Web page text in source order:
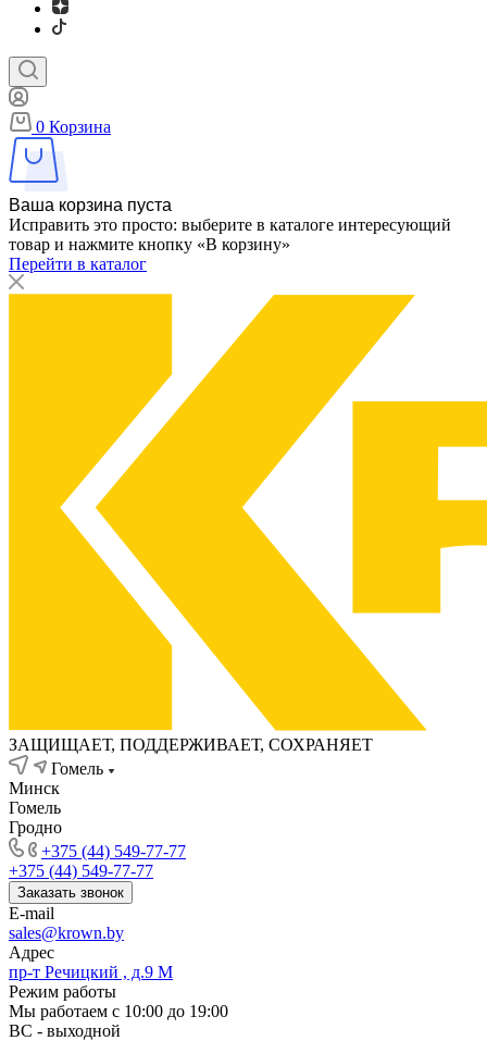
0 Корзина
Ваша корзина пуста
Исправить это просто: выберите в каталоге интересующий
товар и нажмите кнопку «В корзину»
Перейти в каталог
ЗАЩИЩАЕТ, ПОДДЕРЖИВАЕТ, СОХРАНЯЕТ
Гомель
Минск
Гомель
Гродно
+375 (44) 549-77-77
+375 (44) 549-77-77
Заказать звонок
E-mail
sales@krown.by
Адрес
пр-т Речицкий , д.9 М
Режим работы
Мы работаем с 10:00 до 19:00
ВС - выходной